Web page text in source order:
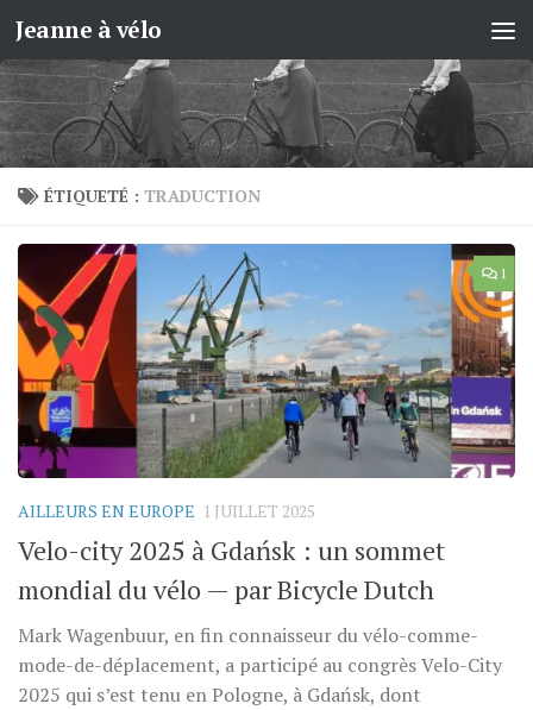
Skip to content
Jeanne à vélo
ÉTIQUETÉ : TRADUCTION
1
AILLEURS EN EUROPE 1 JUILLET 2025
Velo-city 2025 à Gdańsk : un sommet
mondial du vélo — par Bicycle Dutch
Mark Wagenbuur, en fin connaisseur du vélo-comme-
mode-de-déplacement, a participé au congrès Velo-City
2025 qui s’est tenu en Pologne, à Gdańsk, dont